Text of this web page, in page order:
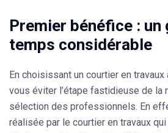
Premier bénéfice : un
temps considérable
En choisissant un courtier en
vous éviter l’étape fastidieuse de la
sélection des professionnels. En
réalisée par le courtier en travaux